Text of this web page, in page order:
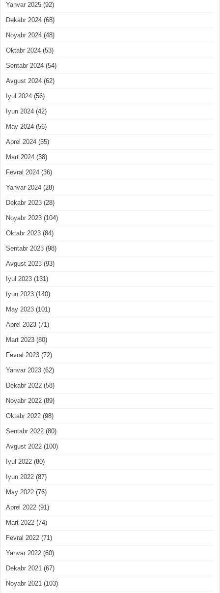
Yanvar 2025 (92)
Dekabr 2024 (68)
Noyabr 2024 (48)
Oktabr 2024 (53)
Sentabr 2024 (54)
Avgust 2024 (62)
Iyul 2024 (56)
Iyun 2024 (42)
May 2024 (56)
Aprel 2024 (55)
Mart 2024 (38)
Fevral 2024 (36)
Yanvar 2024 (28)
Dekabr 2023 (28)
Noyabr 2023 (104)
Oktabr 2023 (84)
Sentabr 2023 (98)
Avgust 2023 (93)
Iyul 2023 (131)
Iyun 2023 (140)
May 2023 (101)
Aprel 2023 (71)
Mart 2023 (80)
Fevral 2023 (72)
Yanvar 2023 (62)
Dekabr 2022 (58)
Noyabr 2022 (89)
Oktabr 2022 (98)
Sentabr 2022 (80)
Avgust 2022 (100)
Iyul 2022 (80)
Iyun 2022 (87)
May 2022 (76)
Aprel 2022 (91)
Mart 2022 (74)
Fevral 2022 (71)
Yanvar 2022 (60)
Dekabr 2021 (67)
Noyabr 2021 (103)